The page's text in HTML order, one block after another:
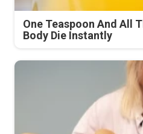
One Teaspoon And All
Body Die Instantly